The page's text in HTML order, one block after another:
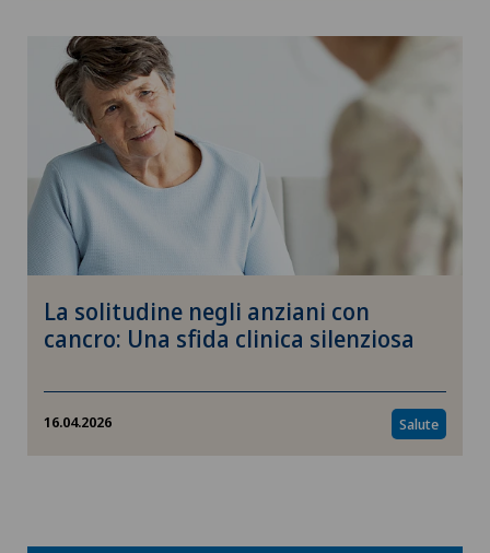
La solitudine negli anziani con
cancro: Una sfida clinica silenziosa
16.04.2026 Salute